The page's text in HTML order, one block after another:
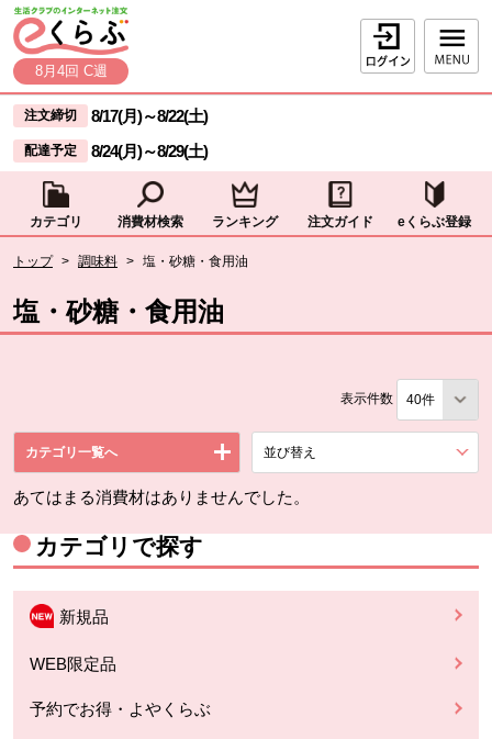
ページの先頭です。
本文へジャンプする。
8月4回 C週
ログイン
ここからサイト内共通メニューです。
サイト内共通メニューをスキップする
注文締切 8/17(月)～8/22(土)
配達予定 8/24(月)～8/29(土)
カテゴリ 消費材検索 ランキング 注文ガイド eくらぶ登録
トップ > 調味料 > 塩・砂糖・食用油
塩・砂糖・食用油
表示件数
カテゴリ一覧へ 並び替え
あてはまる消費材はありませんでした。
カテゴリで探す
新規品
WEB限定品
予約でお得・よやくらぶ